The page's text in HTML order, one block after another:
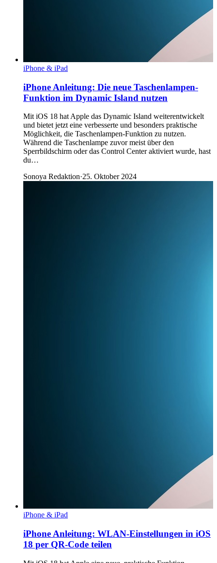
iPhone & iPad
iPhone Anleitung: Die neue Taschenlampen-
Funktion im Dynamic Island nutzen
Mit iOS 18 hat Apple das Dynamic Island weiterentwickelt
und bietet jetzt eine verbesserte und besonders praktische
Möglichkeit, die Taschenlampen-Funktion zu nutzen.
Während die Taschenlampe zuvor meist über den
Sperrbildschirm oder das Control Center aktiviert wurde, hast
du…
Sonoya Redaktion·25. Oktober 2024
iPhone & iPad
iPhone Anleitung: WLAN-Einstellungen in iOS
18 per QR-Code teilen